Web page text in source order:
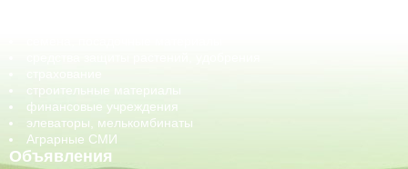
строительные материалы
финансовые учреждения
элеваторы, мелькомбинаты
Аграрные СМИ
Объявления